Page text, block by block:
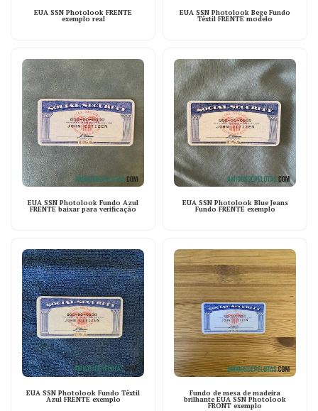
EUA SSN Photolook FRENTE
exemplo real
EUA SSN Photolook Bege Fundo
Têxtil FRENTE modelo
EUA SSN Photolook Fundo Azul
FRENTE baixar para verificação
EUA SSN Photolook Blue Jeans
Fundo FRENTE exemplo
EUA SSN Photolook Fundo Têxtil
Azul FRENTE exemplo
Fundo de mesa de madeira
brilhante EUA SSN Photolook
FRONT exemplo